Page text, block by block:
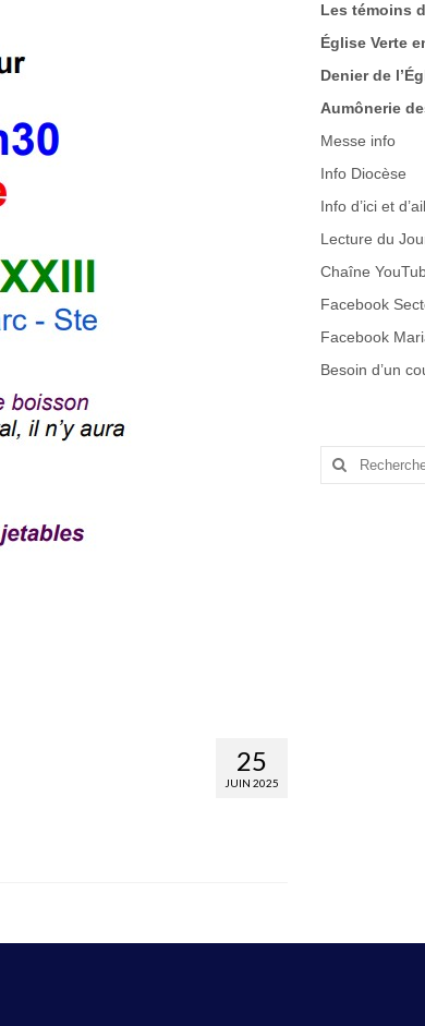
25
JUIN 2025
Les témoins
Église Verte
Denier de
Aumônerie
Messe info
Info Diocèse
Info d’ici et
Lecture du
Chaîne
Facebook
Facebook
Besoin d’un
Rechercher